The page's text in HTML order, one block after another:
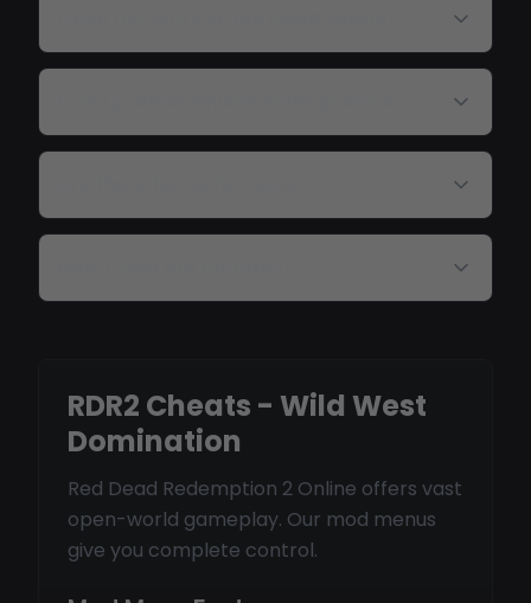
RDR2 Cheats - Wild West
Domination
Red Dead Redemption 2 Online offers vast
open-world gameplay. Our mod menus
give you complete control.